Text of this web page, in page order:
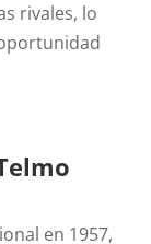
rivales, lo
en 1957,